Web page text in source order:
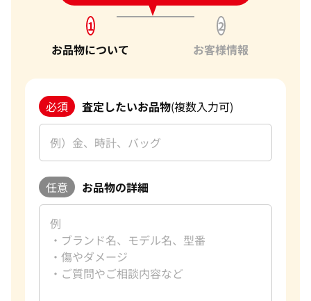
1
お品物について
2
お客様情報
必須 査定したいお品物(複数入力可)
任意 お品物の詳細